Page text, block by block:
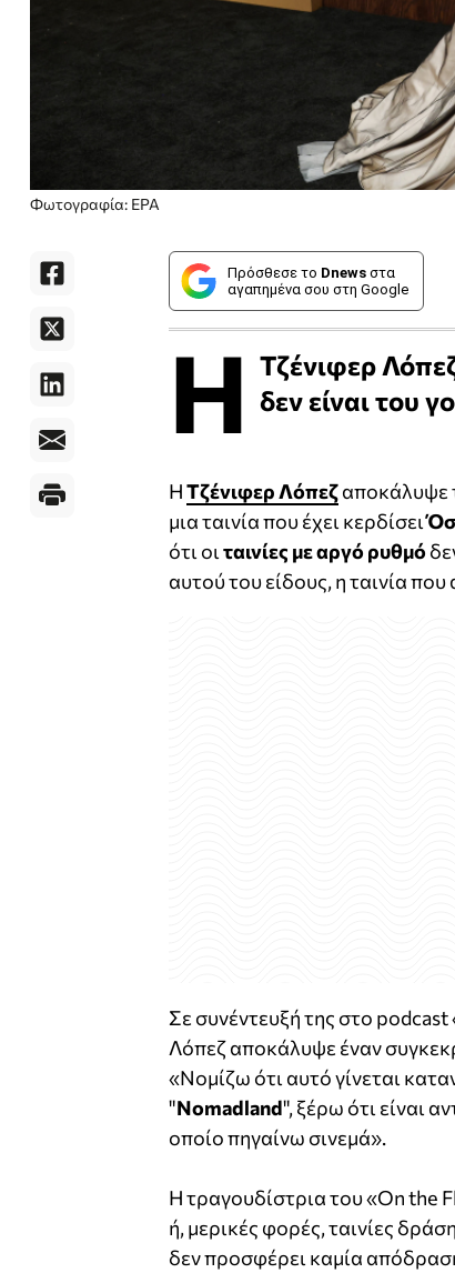
Φωτογραφία: EPA
Πρόσθεσε το Dnews στα
αγαπημένα σου στη Google
Η Τζένιφερ
δεν είναι του
HΤζένιφερ Λόπεζαποκάλυψε
μια ταινία που έχει κερδίσει
ότι οιταινίες με αργό ρυθμό
αυτού του είδους, η ταινία
Σε συνέντευξή της στο
Λόπεζ αποκάλυψε έναν
«Νομίζω ότι αυτό γίνεται
"Nomadland", ξέρω ότι είναι
οποίο πηγαίνω σινεμά».
Η τραγουδίστρια του «On the
ή, μερικές φορές, ταινίες
δεν προσφέρει καμία